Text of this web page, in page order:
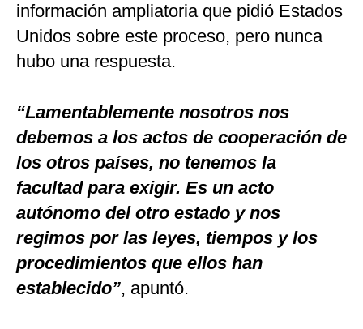
información ampliatoria que pidió Estados
Unidos sobre este proceso, pero nunca
hubo una respuesta.
“Lamentablemente nosotros nos
debemos a los actos de cooperación de
los otros países, no tenemos la
facultad para exigir. Es un acto
autónomo del otro estado y nos
regimos por las leyes, tiempos y los
procedimientos que ellos han
establecido”, apuntó.